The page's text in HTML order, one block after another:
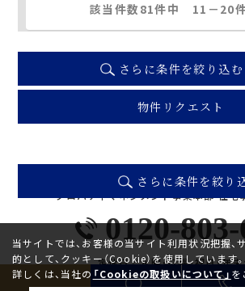
該当件数81件中 11 － 20
さらに条件を絞り込む
物件リクエスト
さらに条件を絞り
お問い合わせは
「プロパティマネジメント事業本部 住宅
0120-
定休日／水曜・日曜・祝日・年
営業時間／10:00〜17:00
当サイトでは、お客様の当サイト利用状況把握、
的として、クッキー（Cookie）を使用しています
詳しくは、当社の 「Cookieの取扱いについて」 を